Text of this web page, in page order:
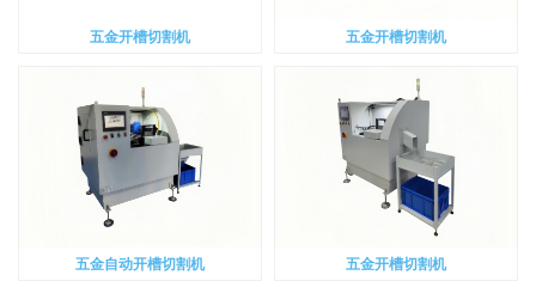
五金开槽切割机 五金开槽切割机
五金自动开槽切割机 五金开槽切割机